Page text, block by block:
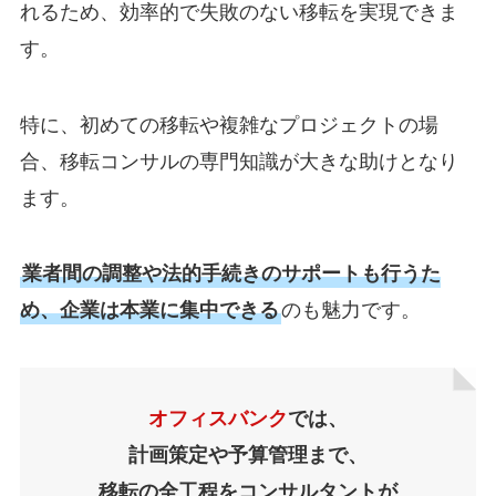
れるため、効率的で失敗のない移転を実現できま
す。
特に、初めての移転や複雑なプロジェクトの場
合、移転コンサルの専門知識が大きな助けとなり
ます。
業者間の調整や法的手続きのサポートも行うた
め、企業は本業に集中できるのも魅力です。
オフィスバンクでは、
計画策定や予算管理まで、
移転の全工程をコンサルタントが